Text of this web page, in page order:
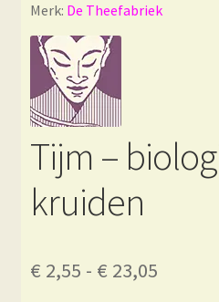
Merk: De Theefabriek
Tijm –
kruiden
€ 2,55 - € 23,05